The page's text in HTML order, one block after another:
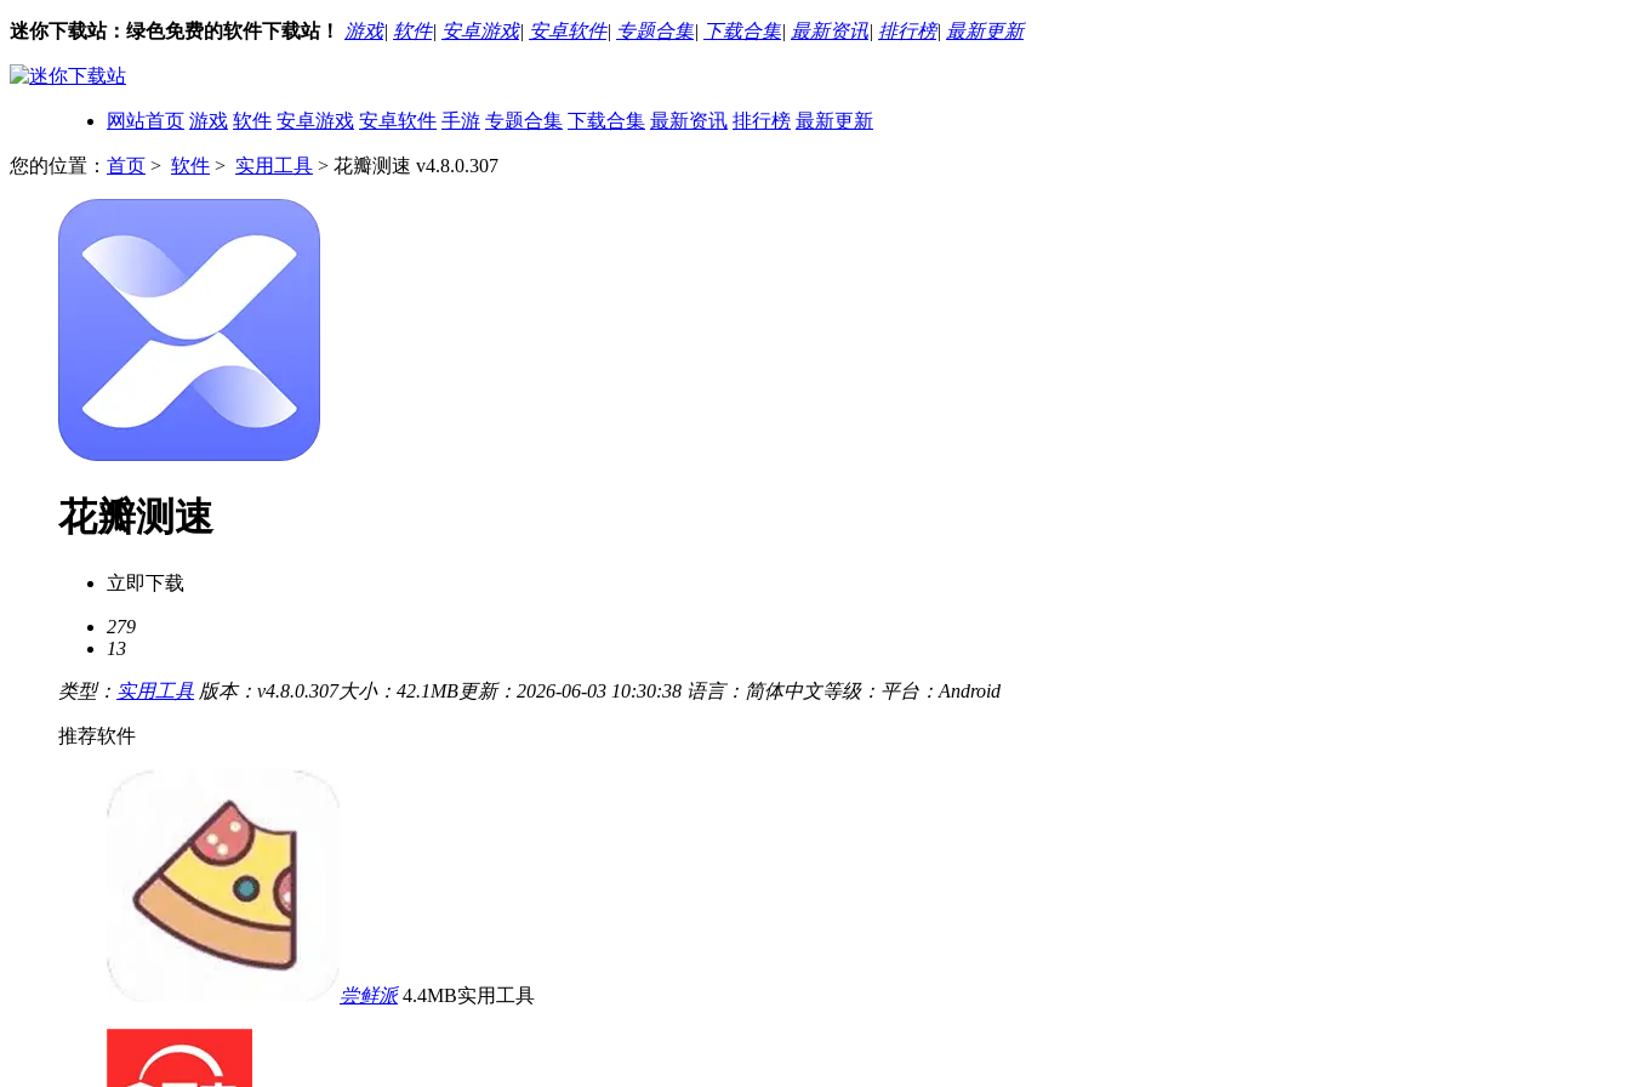
迷你下载站：绿色免费的软件下载站！ 游戏| 软件| 安卓游戏| 安卓软件| 专题合集| 下载合集| 最新资讯| 排行榜| 最新更新
网站首页 游戏 软件 安卓游戏 安卓软件 手游 专题合集 下载合集 最新资讯 排行榜 最新更新
您的位置： 首页 > 软件 > 实用工具 > 花瓣测速 v4.8.0.307
花瓣测速
立即下载
279
13
类型： 实用工具 版本：v4.8.0.307大小：42.1MB更新：2026-06-03 10:30:38 语言：简体中文等级： 平台：Android
推荐软件
尝鲜派 4.4MB实用工具